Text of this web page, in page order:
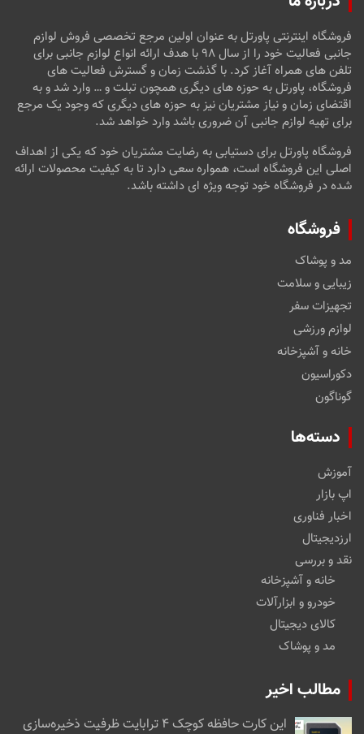
فروشگاه اینترنتی پاورتل به عنوان اولین مرجع تخصصی فروش لوازم
جانبی فعالیت خود را از سال ۹۸ با هدف ارائه انواع لوازم جانبی برای
تلفن های همراه آغاز کرد. با گذشت زمان و گسترش فعالیت های
فروشگاه، پاورتل به حوزه های دیگری همچون تبلت و … وارد شد و به
اقتضای زمان و نیاز مشتریان نیز به حوزه های دیگری که وجود یک مرجع
برای تهیه لوازم جانبی آن ضروری باشد وارد خواهد شد.
فروشگاه پاورتل برای دستیابی به رضایت مشتریان خود که یکی از اهداف
اصلی این فروشگاه است، همواره سعی دارد تا به کیفیت محصولات ارائه
شده در فروشگاه خود توجه ویژه ای داشته باشد.
فروشگاه
مد و پوشاک
زیبایی و سلامت
تجهیزات سفر
لوازم ورزشی
خانه و آشپزخانه
دکوراسیون
گوناگون
دسته‌ها
آموزش
اپ بازار
اخبار فناوری
ارزدیجیتال
نقد و بررسی
خانه و آشپزخانه
خودرو و ابزارآلات
کالای دیجیتال
مد و پوشاک
مطالب اخیر
این کارت حافظه کوچک ۴ ترابایت ظرفیت ذخیره‌سازی